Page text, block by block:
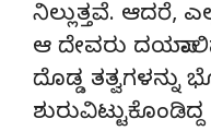
ನಿಲ್ಲುತ್ತವೆ. ಆದರೆ,
ಆ ದೇವರು
ದೊಡ್ಡ ತತ್ವಗಳನ್ನು